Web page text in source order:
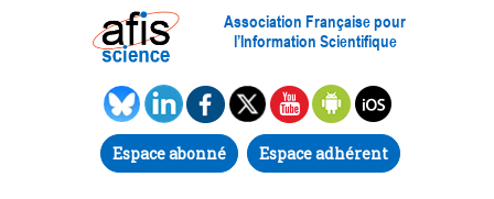
Association Française pour
l’Information Scientifique
Espace abonné Espace adhérent